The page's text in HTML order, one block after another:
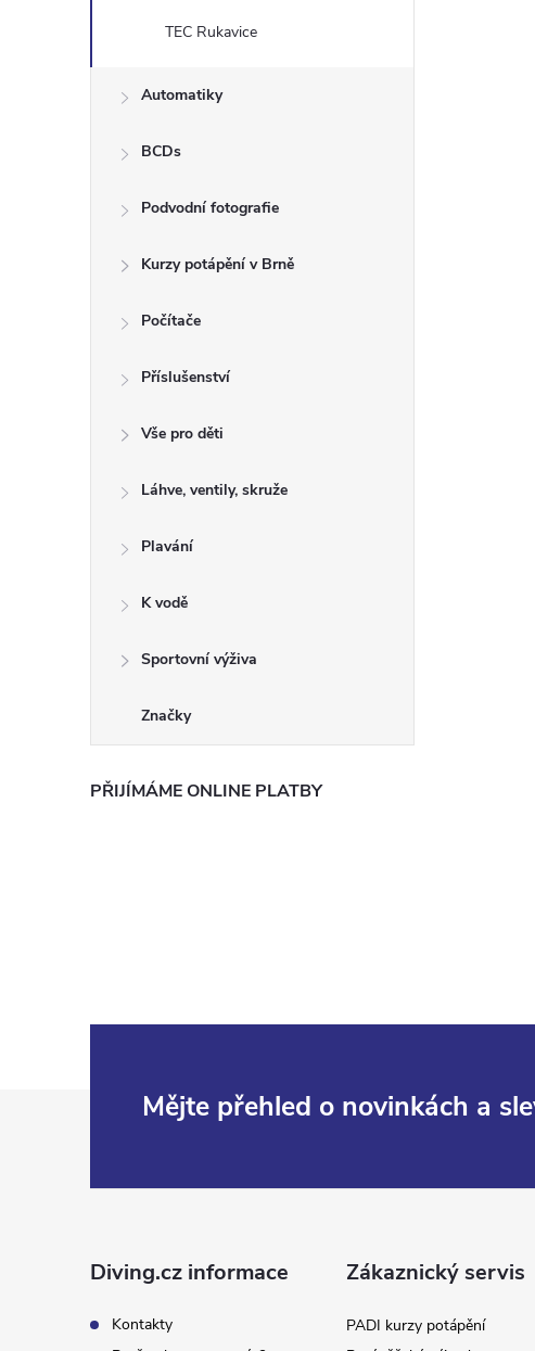
TEC Rukavice
Automatiky
BCDs
Podvodní fotografie
Kurzy potápění v Brně
Počítače
Příslušenství
Vše pro děti
Láhve, ventily, skruže
Plavání
K vodě
Sportovní výživa
Značky
PŘIJÍMÁME ONLINE PLATBY
Mějte přehled o novinkách a
Diving.cz informace
Kontakty
Zákaznický servis
PADI kurzy potápění